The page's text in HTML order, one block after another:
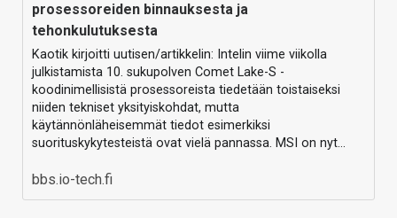
prosessoreiden binnauksesta ja
tehonkulutuksesta
Kaotik kirjoitti uutisen/artikkelin: Intelin viime viikolla
julkistamista 10. sukupolven Comet Lake-S -
koodinimellisistä prosessoreista tiedetään toistaiseksi
niiden tekniset yksityiskohdat, mutta
käytännönläheisemmät tiedot esimerkiksi
suorituskykytesteistä ovat vielä pannassa. MSI on nyt…
bbs.io-tech.fi